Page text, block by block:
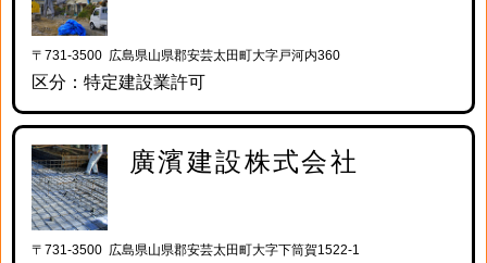
〒731-3500 広島県山県郡安芸太田町大字戸河内360
区分：特定建設業許可
廣濱建設株式会社
〒731-3500 広島県山県郡安芸太田町大字下筒賀1522-1